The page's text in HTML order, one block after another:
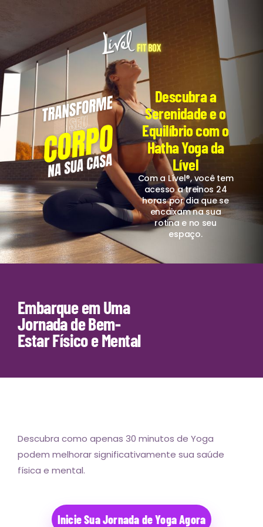
Descubra a
Serenidade e o
Equilíbrio com o
Hatha Yoga da
Lível
Com a Lível®, você tem
acesso a treinos 24
horas por dia que se
encaixam na sua
rotina e no seu
espaço.
Embarque em Uma
Jornada de Bem-
Estar Físico e Mental
Descubra como apenas 30 minutos de Yoga
podem melhorar significativamente sua saúde
física e mental.
Inicie Sua Jornada de Yoga Agora